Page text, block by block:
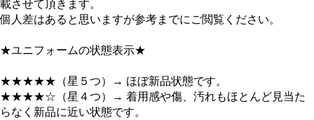
載させて頂きます。
個人差はあると思いますが参考までにご閲覧ください。
★ユニフォームの状態表示★
★★★★★（星５つ）→ ほぼ新品状態です。
★★★★☆（星４つ）→ 着用感や傷、汚れもほとんど見当た
らなく新品に近い状態です。